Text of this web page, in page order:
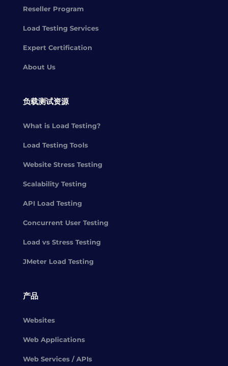
Reseller Program
Load Testing Services
Expert Certification
About Us
负载测试资源
What is Load Testing?
Load Testing Tools
Website Stress Testing
Scalability Testing
API Load Testing
Concurrent User Testing
Load vs Stress Testing
JMeter Load Testing
产品
Websites
Web Applications
Web Services / APIs